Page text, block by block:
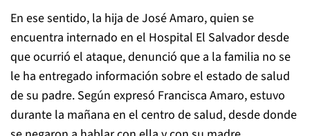
En ese sentido, la hija de José Amaro, quien se
encuentra internado en el Hospital El Salvador desde
que ocurrió el ataque, denunció que a la familia no se
le ha entregado información sobre el estado de salud
de su padre. Según expresó Francisca Amaro, estuvo
durante la mañana en el centro de salud, desde donde